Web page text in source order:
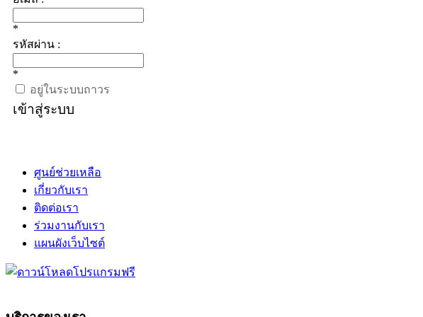
*
รหัสผ่าน :
*
อยู่ในระบบถาวร
เข้าสู่ระบบ
ศูนย์ช่วยเหลือ
เกี่ยวกับเรา
ติดต่อเรา
ร่วมงานกับเรา
แผนผังเว็บไซต์